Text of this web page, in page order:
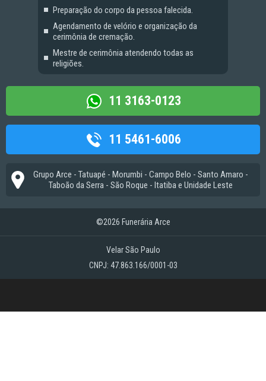
Preparação do corpo da pessoa falecida.
Agendamento de velório e organização da
cerimônia de cremação.
Mestre de cerimônia atendendo todas as
religiões.
11 3163-0123
11 5461-6006
Grupo Arce - Tatuapé - Morumbi - Campo Belo - Santo Amaro -
Taboão da Serra - São Roque - Itatiba e Unidade Leste
©2026 Funerária Arce
Velar São Paulo
CNPJ: 47.863.166/0001-03